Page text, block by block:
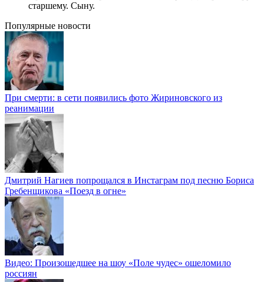
старшему. Сыну.
Популярные новости
При смерти: в сети появились фото Жириновского из
реанимации
Дмитрий Нагиев попрощался в Инстаграм под песню Бориса
Гребенщикова «Поезд в огне»
Видео: Произошедшее на шоу «Поле чудес» ошеломило
россиян